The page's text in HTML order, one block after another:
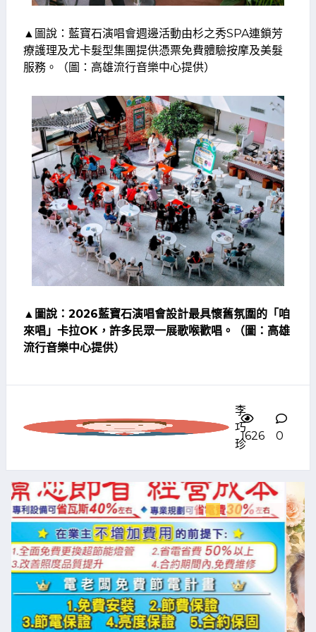
▲圖說：藍寶石演唱會週邊活動由杉之秀SPA連鎖芳
療護理及尤卡髮型集團提供憑票免費體驗按摩及美髮
服務。（圖：高雄流行音樂中心提供）
▲圖說：2026藍寶石演唱會設計最具懷舊氛圍的「咱
來唱」卡拉OK，許多民眾一展歌喉歡唱。（圖：高雄
流行音樂中心提供）
李
巧
珍
1626 0